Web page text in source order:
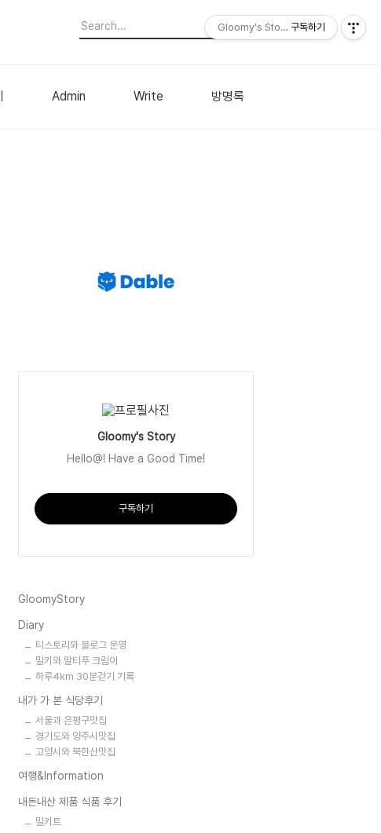
Admin Write 방명록
Gloomy's Story
Hello@! Have a Good Time!
구독하기
GloomyStory
Diary
티스토리와 블로그 운영
밀키와 말티푸 크림이
하루4km 30분걷기 기록
내가 가 본 식당후기
서울과 은평구맛집
경기도와 양주시맛집
고양시와 북한산맛집
여행&Information
내돈내산 제품 식품 후기
밀키트
Gloomy's Story 구독하기